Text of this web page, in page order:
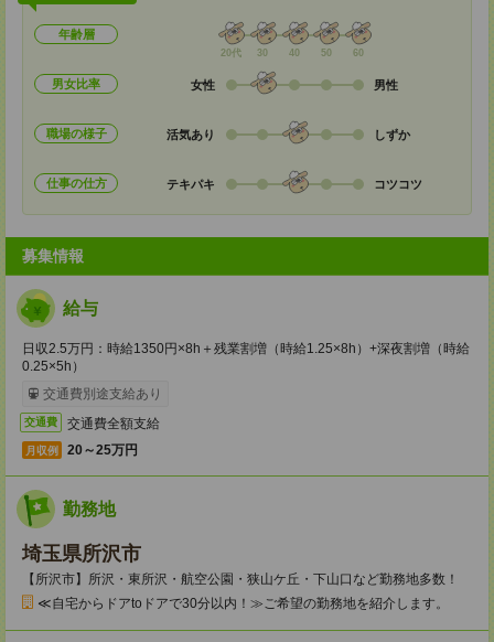
年齢層
20代 30 40 50 60
男女比率 女性 男性
職場の様子 活気あり しずか
仕事の仕方 テキパキ コツコツ
募集情報
給与
日収2.5万円：時給1350円×8h＋残業割増（時給1.25×8h）+深夜割増（時給
0.25×5h）
交通費別途支給あり
交通費 交通費全額支給
月収例 20～25万円
勤務地
埼玉県所沢市
【所沢市】所沢・東所沢・航空公園・狭山ケ丘・下山口など勤務地多数！
≪自宅からドアtoドアで30分以内！≫ご希望の勤務地を紹介します。